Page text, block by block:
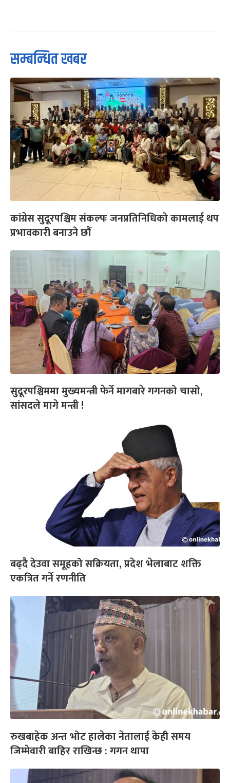
सम्बन्धित खबर
कांग्रेस सुदूरपश्चिम संकल्पः जनप्रतिनिधिको कामलाई थप
प्रभावकारी बनाउने छौं
सुदूरपश्चिममा मुख्यमन्त्री फेर्ने मागबारे गगनको चासो,
सांसदले मागे मन्त्री !
बढ्दै देउवा समूहको सक्रियता, प्रदेश भेलाबाट शक्ति
एकत्रित गर्ने रणनीति
रुखबाहेक अन्त भोट हालेका नेतालाई केही समय
जिम्मेवारी बाहिर राखिन्छ : गगन थापा